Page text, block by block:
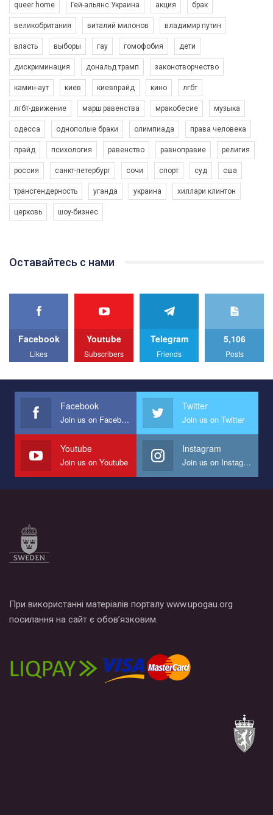
Зупинимо насильство проти ЛГБТ в Україні! Stop violence against LGBT in Ukraine!
6/30/2017
Емоційний та вражаючий промо-ролік на конкурс PACT, який
представляє програму "Гей-альянс Україна" з протидії
насильству проти ЛГБТ в Україні.
Ми просимо вашої підтримки, щоб реалізувати нашу
програму з боротьби з насильством проти ЛГБТ в Україні.
Якщо ти хочеш підтримати нас - просто натисни "лайк" під
best video, representing programme for the development of
We appeal to your support and ask to help us implement our plan
All you have to do is to press "Like" below the video.
Эмоционально сильный ролик от команды "Гей-альянс
представляющий программу развития организации.
Мы просим вас поддержать нас и помочь нам реализовать
наш план по борьбе с насилием и дискриминацией на почве
СОГИ в Украине.
Все, что вам нужно сделать - это зайти на наш канал YouTube
1.9K Просмотров • 226 Нравится • 5 Комментариев
queer home Гей-альянс Украина акция брак
великобритания виталий милонов владимир путин
власть выборы гау гомофобия дети
дискриминация дональд трамп законотворчество
камин-аут киев киевпрайд кино лгбт
лгбт-движение марш равенства мракобесие музыка
одесса однополые браки олимпиада права человека
прайд психология равенство равноправие религия
россия санкт-петербург сочи спорт суд сша
трансгендерность уганда украина хиллари клинтон
церковь шоу-бизнес
Оставайтесь с нами
Facebook
Likes
Youtube
Subscribers
Telegram
Friends
5,106
Posts
Facebook
Join us on Facebook
Twitter
Join us on Twitter
Youtube
Join us on Youtube
Instagram
Join us on Instagram
При використанні матеріалів порталу www.upogau.org
посилання на сайт є обов’язковим.